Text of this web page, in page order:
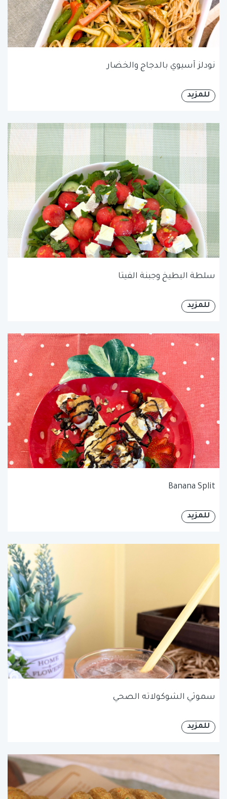
نودلز آسيوي بالدجاج والخضار
للمزيد
سلطة البطيخ وجبنة الفيتا
للمزيد
Banana Split
للمزيد
سموثي الشوكولاته الصحي
للمزيد